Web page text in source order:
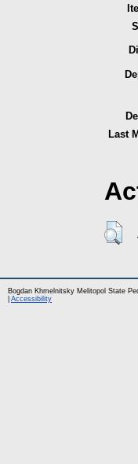
Last
Bogdan Khmelnitsky Melitopol State
Accessibility